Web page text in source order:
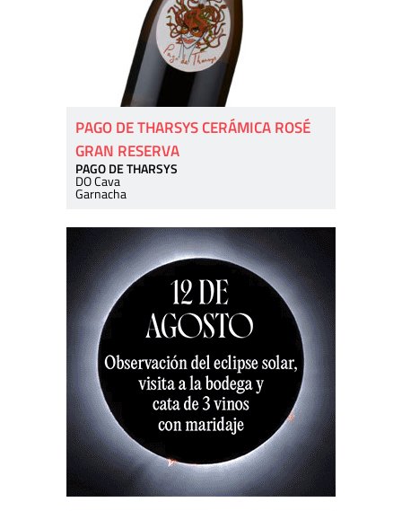
PAGO DE THARSYS CERÁMICA ROSÉ
GRAN RESERVA
PAGO DE THARSYS
DO Cava
Garnacha